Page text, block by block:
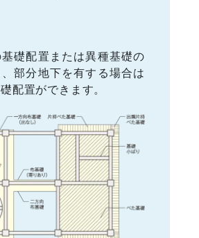
礎配置または異種基礎の
部分地下を有する場合は
配置ができます。